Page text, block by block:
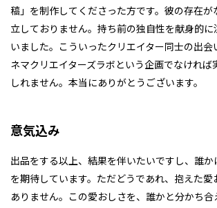
稿」を制作してくださった方です。彼の存在が
立しておりません。持ち前の独自性を献身的に
いました。こういったクリエイター同士の出会
ネマクリエイターズラボという企画でなければ
しれません。本当にありがとうございます。
意気込み
出品をする以上、結果を伴いたいですし、誰か
を期待しています。ただどうであれ、抱えた愛
ありません。この愛おしさを、誰かと分かち合